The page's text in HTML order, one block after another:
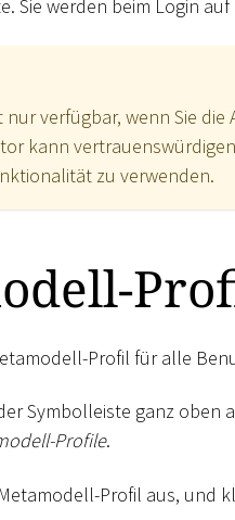
Sie werden beim Login
nur verfügbar, wenn Sie
kann
zu verwenden.
Profil für alle
Symbolleiste ganz oben
Profile.
Profil aus, und